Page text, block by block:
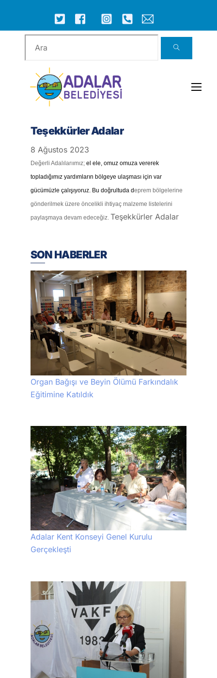
content
ICON
LABEL
ICON
LABEL
ICON
ICON
LABEL
ICON
LABEL
ICON
LABEL
Teşekkürler Adalar
8 Ağustos 2023
Değerli Adalılarıımız; el ele, omuz omuza vererek
topladığımız yardımların bölgeye ulaşması için var
gücümüzle çalışıyoruz. Bu doğrultuda deprem bölgelerine
gönderilmek üzere öncelikli ihtiyaç malzeme listelerini
paylaşmaya devam edeceğiz. Teşekkürler Adalar
SON HABERLER
Organ Bağışı ve Beyin Ölümü Farkındalık
Eğitimine Katıldık
Adalar Kent Konseyi Genel Kurulu
Gerçekleşti